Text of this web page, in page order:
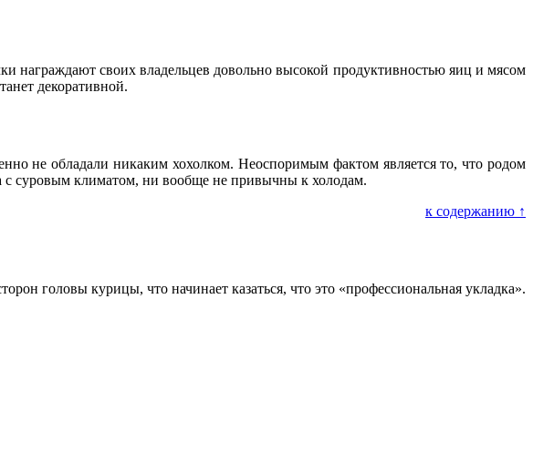
награждают своих владельцев довольно высокой продуктивностью яиц и мясом
декоративной.
не обладали никаким хохолком. Неоспоримым фактом является то, что родом
с суровым климатом, ни вообще не привычны к холодам.
к содержанию ↑
головы курицы, что начинает казаться, что это «профессиональная укладка».